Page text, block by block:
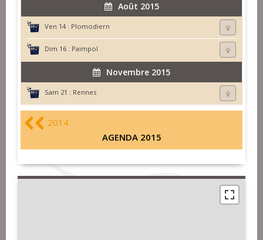
Août 2015
Ven 14 : Plomodiern
Dim 16 : Paimpol
Novembre 2015
Sam 21 : Rennes
2014
AGENDA 2015